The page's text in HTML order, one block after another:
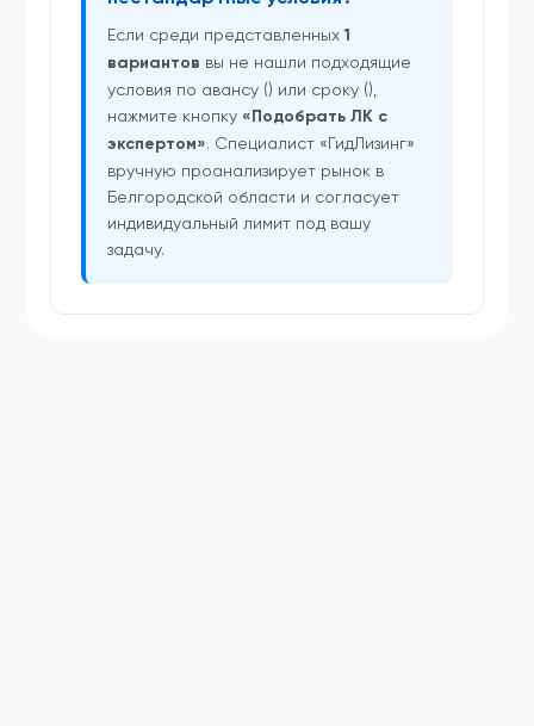
Если среди представленных1
вариантов вы не нашли подходящие
условия по авансу () или сроку (),
нажмите кнопку «Подобрать ЛК с
экспертом». Специалист «ГидЛизинг»
вручную проанализирует рынок в
Белгородской области и согласует
индивидуальный лимит под вашу
задачу.